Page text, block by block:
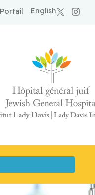
English
Portail